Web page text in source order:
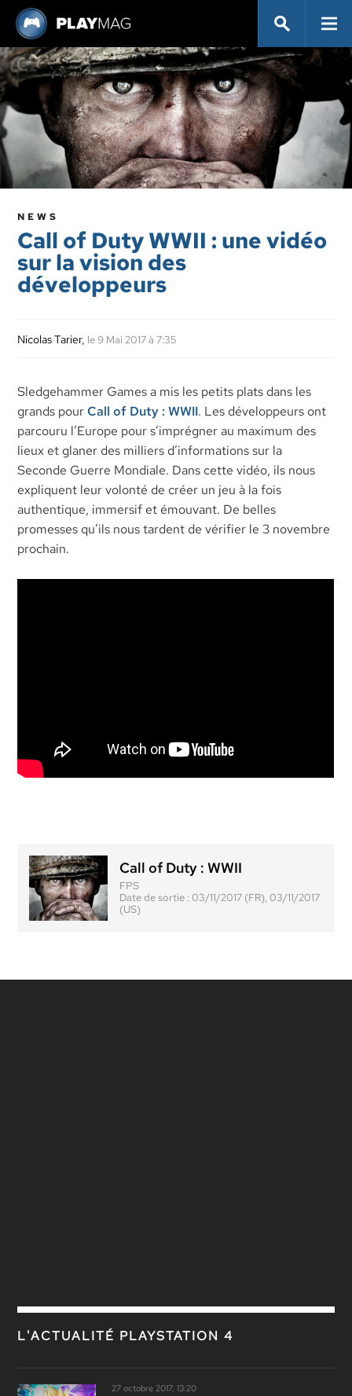
NEWS
Call of Duty WWII : une vidéo
sur la vision des
développeurs
Nicolas Tarier, le 9 Mai 2017 à 7:35
Sledgehammer Games a mis les petits plats dans les
grands pourCall of Duty : WWII. Les développeurs ont
parcouru l’Europe pour s’imprégner au maximum des
lieux et glaner des milliers d’informations sur la
Seconde Guerre Mondiale. Dans cette vidéo, ils nous
expliquent leur volonté de créer un jeu à la fois
authentique, immersif et émouvant. De belles
promesses qu’ils nous tardent de vérifier le 3 novembre
prochain.
Call of Duty : WWII
FPS
Date de sortie :03/11/2017 (FR), 03/11/2017
(US)
L'ACTUALITÉ PLAYSTATION 4
27 octobre 2017, 13:20